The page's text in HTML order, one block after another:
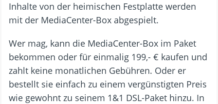
Inhalte von der heimischen Festplatte werden
mit der MediaCenter-Box abgespielt.
Wer mag, kann die MediaCenter-Box im Paket
bekommen oder für einmalig 199,- € kaufen und
zahlt keine monatlichen Gebühren. Oder er
bestellt sie einfach zu einem vergünstigten Preis
wie gewohnt zu seinem 1&1 DSL-Paket hinzu. In